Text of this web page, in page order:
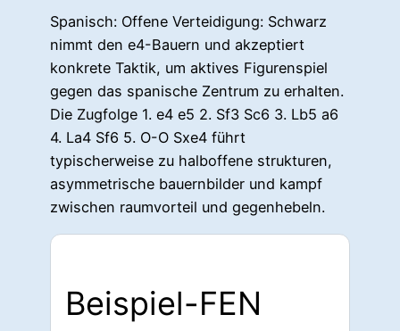
Spanisch: Offene Verteidigung: Schwarz
nimmt den e4-Bauern und akzeptiert
konkrete Taktik, um aktives Figurenspiel
gegen das spanische Zentrum zu erhalten.
Die Zugfolge 1. e4 e5 2. Sf3 Sc6 3. Lb5 a6
4. La4 Sf6 5. O-O Sxe4 führt
typischerweise zu halboffene strukturen,
asymmetrische bauernbilder und kampf
zwischen raumvorteil und gegenhebeln.
Beispiel-FEN